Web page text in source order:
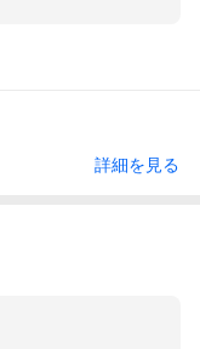
詳細を見る